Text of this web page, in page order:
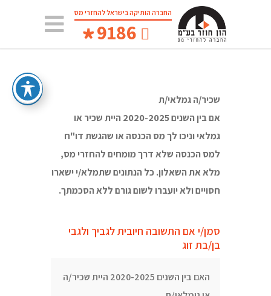
החברה הותיקה בישראל להחזרי מס
*9186
שכיר/ה גמלאי/ת
אם בין השנים 2020-2025 היית שכיר או
גמלאי וניכו לך מס הכנסה או שהגשת דו"ח
למס הכנסה שלא דרך מומחים להחזרי מס,
מלא את השאלון. כל הנתונים שתמלא/י ישארו
חסויים ולא יועברו לשום גורם ללא הסכמתך.
סמן/י אם התשובה חיוביתלגביך ולגבי
בן/בת זוג
האם בין השנים 2020-2025 היית שכיר/ה